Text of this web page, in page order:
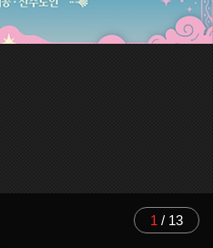
1 / 13